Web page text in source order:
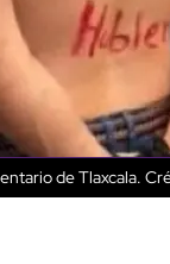
de Tlaxcala.